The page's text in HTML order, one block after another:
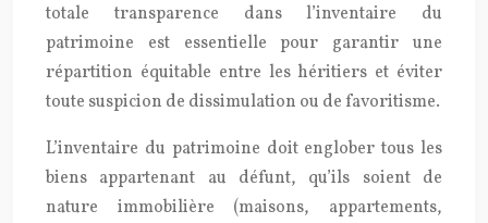
totale transparence dans l’inventaire du
patrimoine est essentielle pour garantir une
répartition équitable entre les héritiers et éviter
toute suspicion de dissimulation ou de favoritisme.
L’inventaire du patrimoine doit englober tous les
biens appartenant au défunt, qu’ils soient de
nature immobilière (maisons, appartements,